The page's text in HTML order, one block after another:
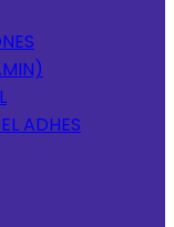
ADHES